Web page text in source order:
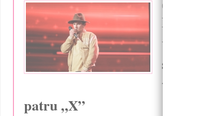
02 Februarie
venit cu
scena
talent”,
patru „X”